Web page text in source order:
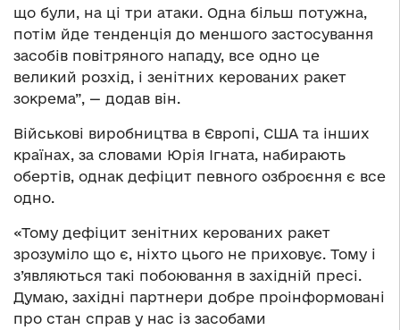
що були, на ці три атаки. Одна більш потужна,
потім йде тенденція до меншого застосування
засобів повітряного нападу, все одно це
великий розхід, і зенітних керованих ракет
зокрема”, — додав він.
Військові виробництва в Європі, США та інших
країнах, за словами Юрія Ігната, набирають
обертів, однак дефіцит певного озброєння є все
одно.
«Тому дефіцит зенітних керованих ракет
зрозуміло що є, ніхто цього не приховує. Тому і
з’являються такі побоювання в західній пресі.
Думаю, західні партнери добре проінформовані
про стан справ у нас із засобами